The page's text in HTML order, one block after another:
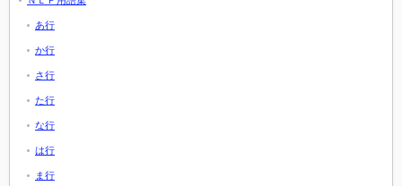
あ行
か行
さ行
た行
な行
は行
ま行